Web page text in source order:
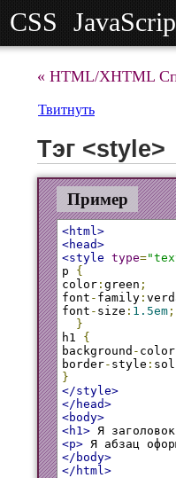
CSS
« HTML/XHTML
Твитнуть
Тэг <style>
Пример
<html>
<head>
<style type=
p {
color : green ;
font - family :
font - size : 1.5em ;
}
h1 {
background - color
border- style :
}
</style>
</head>
<body>
<h1> Я
<p> Я абзац
</body>
</html>